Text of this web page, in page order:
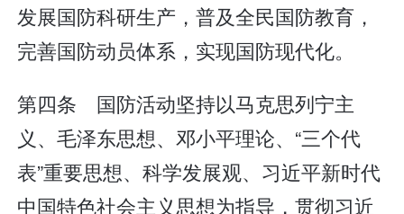
发展国防科研生产，普及全民国防教育，
完善国防动员体系，实现国防现代化。
第四条 国防活动坚持以马克思列宁主
义、毛泽东思想、邓小平理论、“三个代
表”重要思想、科学发展观、习近平新时代
中国特色社会主义思想为指导，贯彻习近